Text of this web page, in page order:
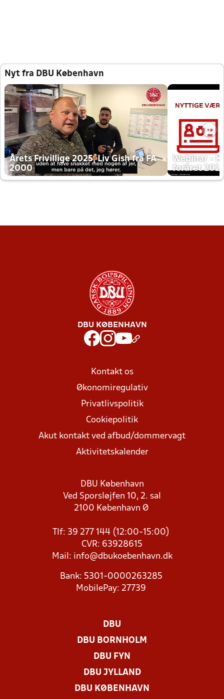
Nyt fra DBU København
Årets Frivillige 2025, Liv Gish fra FA
2000
Webinar -
foråret
DBU KØBENHAVN
Kontakt os
Økonomiregulativ
Privatlivspolitik
Cookiepolitik
Akut kontakt ved afbud/dommervagt
Aktivitetskalender
DBU København
Ved Sporsløjfen 10, 2. sal
2100 København Ø
Tlf: 39 277 144 (12:00-15:00)
CVR: 63928615
Mail: info@dbukoebenhavn.dk
Bank: 5301-0000263285
MobilePay: 27739
DBU
DBU BORNHOLM
DBU FYN
DBU JYLLAND
DBU KØBENHAVN